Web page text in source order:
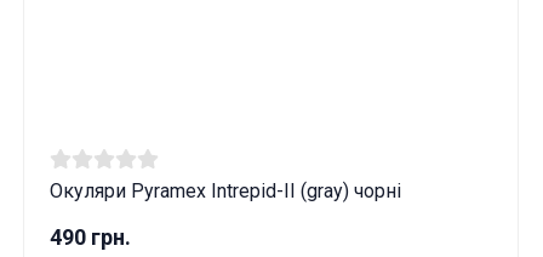
Окуляри Pyramex Intrepid-II (gray) чорні
490 грн.